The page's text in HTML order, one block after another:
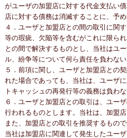
がユーザの加盟店に対する代金支払い
店に対する債務は消滅することに、予
４．ユーザと加盟店との間の取引に関
等の瑕疵、欠陥等を含むがこれに限ら
との間で解決するものとし、当社はユ
ル、紛争等について何ら責任を負わない
５．前項に関し、ユーザと加盟店との
れた場合であっても、当社は、ユーザ
トキャッシュの再発行等の義務は負わな
６．ユーザと加盟店との取引は、ユー
行われるものとします。当社は、加盟
また、加盟店との取引を推奨するもの
当社は加盟店に関連して発生したユー